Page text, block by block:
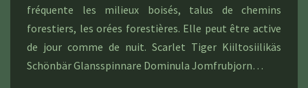
fréquente les milieux boisés, talus de chemins
forestiers, les orées forestières. Elle peut être active
de jour comme de nuit. Scarlet Tiger Kiiltosiilikäs
Schönbär Glansspinnare Dominula Jomfrubjorn…